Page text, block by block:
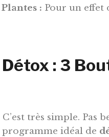
: Pour un effet
: 3
très simple. Pas
programme idéal de